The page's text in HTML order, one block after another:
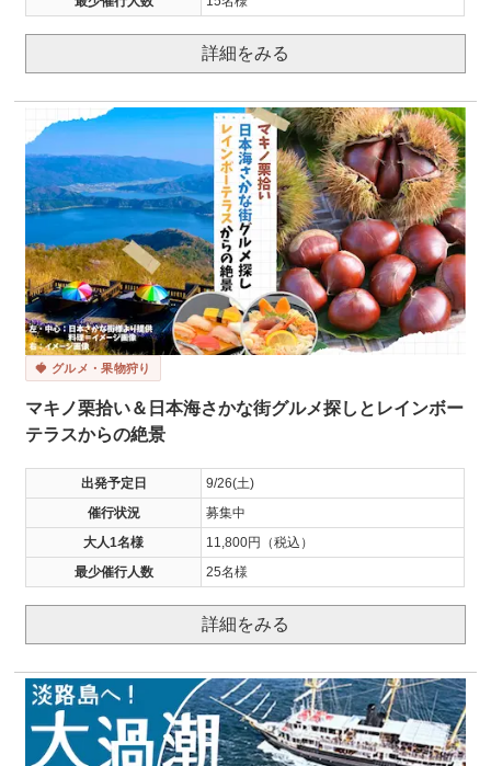
詳細をみる
🍓 グルメ・果物狩り
マキノ栗拾い＆日本海さかな街グルメ探しとレインボー
テラスからの絶景
出発予定日
9/26(土)
催行状況
募集中
大人1名様
11,800円（税込）
最少催行人数
25名様
詳細をみる